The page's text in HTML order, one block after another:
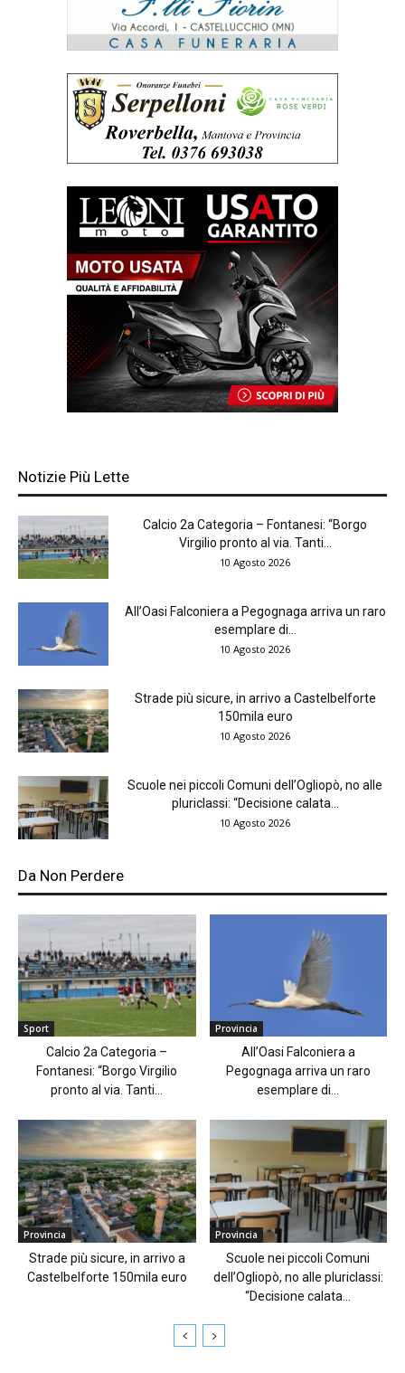
Notizie Più Lette
Calcio 2a Categoria – Fontanesi: “Borgo
Virgilio pronto al via. Tanti...
10 Agosto 2026
All’Oasi Falconiera a Pegognaga arriva un raro
esemplare di...
10 Agosto 2026
Strade più sicure, in arrivo a Castelbelforte
150mila euro
10 Agosto 2026
Scuole nei piccoli Comuni dell’Ogliopò, no alle
pluriclassi: “Decisione calata...
10 Agosto 2026
Da Non Perdere
Sport
Calcio 2a Categoria –
Fontanesi: “Borgo Virgilio
pronto al via. Tanti...
Provincia
All’Oasi Falconiera a
Pegognaga arriva un raro
esemplare di...
Provincia
Strade più sicure, in arrivo a
Castelbelforte 150mila euro
Provincia
Scuole nei piccoli Comuni
dell’Ogliopò, no alle pluriclassi:
“Decisione calata...